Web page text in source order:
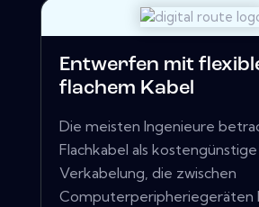
Entwerfen mit
flachem Kabel
Die meisten Ingenieure
Flachkabel als kostengünstige
Verkabelung, die zwischen
Computerperipheriegeräten